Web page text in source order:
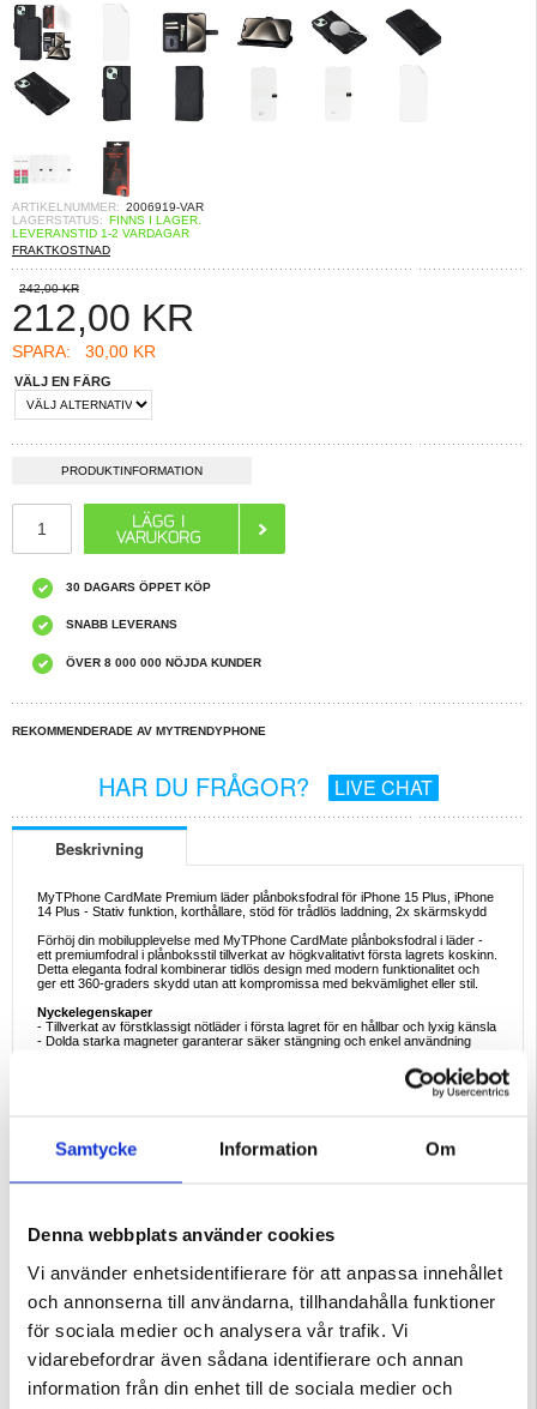
Samtycke Information Om
Denna webbplats använder cookies
Vi använder enhetsidentifierare för att anpassa innehållet
och annonserna till användarna, tillhandahålla funktioner
för sociala medier och analysera vår trafik. Vi
vidarebefordrar även sådana identifierare och annan
information från din enhet till de sociala medier och
ARTIKELNUMMER: 2006919-VAR
LAGERSTATUS: FINNS I LAGER.
LEVERANSTID 1-2 VARDAGAR
FRAKTKOSTNAD
242,00 KR
212,00 KR
SPARA: 30,00 KR
VÄLJ EN FÄRG
PRODUKTINFORMATION
30 DAGARS ÖPPET KÖP
SNABB LEVERANS
ÖVER 8 000 000 NÖJDA KUNDER
REKOMMENDERADE AV MYTRENDYPHONE
HAR DU FRÅGOR? LIVE CHAT
Beskrivning
MyTPhone CardMate Premium läder plånboksfodral för iPhone 15 Plus, iPhone
14 Plus - Stativ funktion, korthållare, stöd för trådlös laddning, 2x skärmskydd
Förhöj din mobilupplevelse med MyTPhone CardMate plånboksfodral i läder -
ett premiumfodral i plånboksstil tillverkat av högkvalitativt första lagrets koskinn.
Detta eleganta fodral kombinerar tidlös design med modern funktionalitet och
ger ett 360-graders skydd utan att kompromissa med bekvämlighet eller stil.
Nyckelegenskaper
- Tillverkat av förstklassigt nötläder i första lagret för en hållbar och lyxig känsla
- Dolda starka magneter garanterar säker stängning och enkel användning
- Kompatibel med MagSafe och trådlös laddning utan att ta bort fodralet
- Tre kortfack och en kontantficka - perfekt för vardagens nödvändigheter
Ideala exempel på användning
fodralet dina kort, iPhone 15 Plus, iPhone 14 Plus och din stil på ett ställe.
Varför det här fodralet är ett måste
Det är mer än ett fodral - det är en plånbok, ett stativ och ett statement.
och modern bekvämlighet, och erbjuder överlägset skydd och tidlös design.
Intressanta fakta om plånboksfodral i läder
Plånboksfodral i premiumläder erbjuder mer än bara skydd för telefonen - de
utvecklas med tiden. När lädret åldras utvecklar det en rik patina som ger varje
fodral en distinkt karaktär. Detta mobilskal i läder är tillverkat av första lagret
kohud och kombinerar långvarig hållbarhet med en mjuk textur och en
investering i vardagsstil.